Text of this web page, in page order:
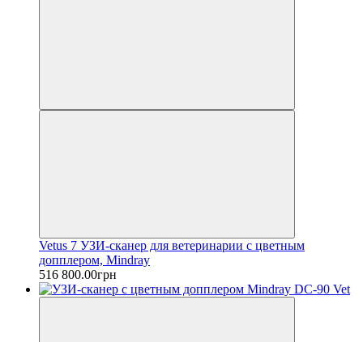
Vetus 7 УЗИ-сканер для ветеринарии с цветным
допплером, Mindray
516 800.00грн